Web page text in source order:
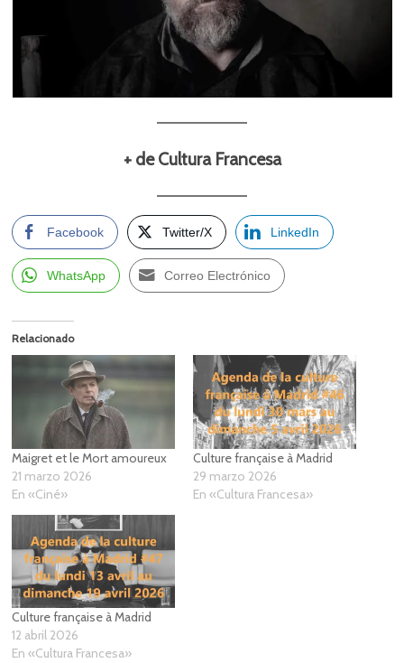
+ de Cultura Francesa
Facebook Twitter/X LinkedIn
WhatsApp Correo Electrónico
Relacionado
Maigret et le Mort amoureux
21 marzo 2026
En «Ciné»
Culture française à Madrid
29 marzo 2026
En «Cultura Francesa»
Culture française à Madrid
12 abril 2026
En «Cultura Francesa»